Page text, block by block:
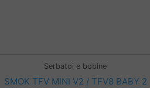
Serbatoi e bobine
SMOK TFV MINI V2 / TFV8 BABY 2